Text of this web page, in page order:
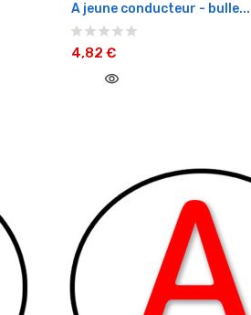
A jeune conducteur - bulle...
4,82 €
visibility